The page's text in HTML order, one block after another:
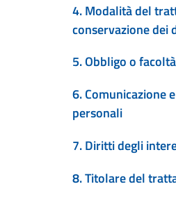
4. Modalità del
conservazione dei
5. Obbligo o
6. Comunicazione
personali
7. Diritti degli
8. Titolare del